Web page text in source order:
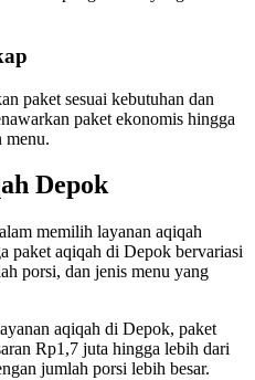
paket sesuai kebutuhan dan
paket ekonomis hingga
menu.
Depok
memilih layanan aqiqah
paket aqiqah di Depok bervariasi
porsi, dan jenis menu yang
aqiqah di Depok, paket
Rp1,7 juta hingga lebih dari
jumlah porsi lebih besar.